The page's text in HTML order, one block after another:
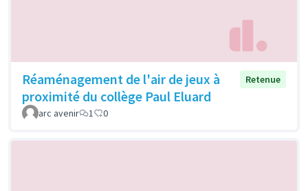
Réaménagement de l'air de jeux à
proximité du collège Paul Eluard
Retenue
arc avenir 1 0